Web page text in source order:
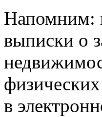
Напомним:
выписки о
в